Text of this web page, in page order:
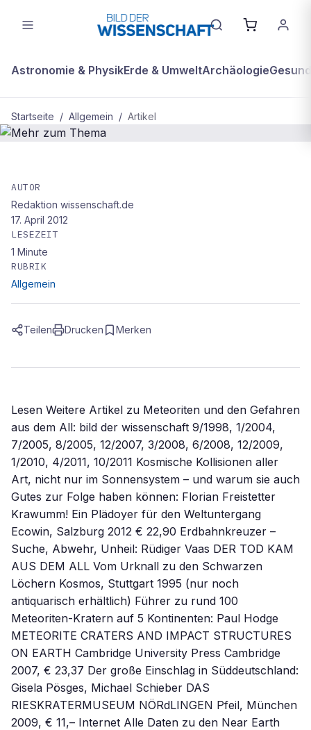
Astronomie & PhysikErde & UmweltArchäologie
Startseite / Allgemein / Artikel
Mehr zum Thema
AUTOR
Redaktion wissenschaft.de
17. April 2012
LESEZEIT
1 Minute
RUBRIK
Allgemein
Teilen Drucken Merken
Lesen Weitere Artikel zu Meteoriten und den Gefahren
aus dem All: bild der wissenschaft 9/1998, 1/2004,
7/2005, 8/2005, 12/2007, 3/2008, 6/2008, 12/2009,
1/2010, 4/2011, 10/2011 Kosmische Kollisionen aller
Art, nicht nur im Sonnensystem – und warum sie auch
Gutes zur Folge haben können: Florian Freistetter
Krawumm! Ein Plädoyer für den Weltuntergang
Ecowin, Salzburg 2012 € 22,90 Erdbahnkreuzer –
Suche, Abwehr, Unheil: Rüdiger Vaas DER TOD KAM
AUS DEM ALL Vom Urknall zu den Schwarzen
Löchern Kosmos, Stuttgart 1995 (nur noch
antiquarisch erhältlich) Führer zu rund 100
Meteoriten-Kratern auf 5 Kontinenten: Paul Hodge
METEORITE CRATERS AND IMPACT STRUCTURES
ON EARTH Cambridge University Press Cambridge
2007, € 23,37 Der große Einschlag in Süddeutschland:
Gisela Pösges, Michael Schieber DAS
RIESKRATERMUSEUM NÖRdLINGEN Pfeil, München
2009, € 11,– Internet Alle Daten zu den Near Earth